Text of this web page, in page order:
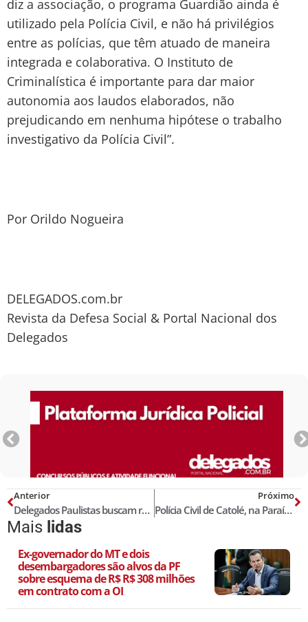
diz a associação, o programa Guardião ainda é
utilizado pela Polícia Civil, e não há privilégios
entre as polícias, que têm atuado de maneira
integrada e colaborativa. O Instituto de
Criminalística é importante para dar maior
autonomia aos laudos elaborados, não
prejudicando em nenhuma hipótese o trabalho
investigativo da Polícia Civil”.
Por Orildo Nogueira
DELEGADOS.com.br
Revista da Defesa Social & Portal Nacional dos
Delegados
Anterior
Delegados Paulistas buscam reconhecimento em outros estados
Próximo
Polícia Civil de Catolé, na Paraíba, apreende 7 armas e 7 pessoas
Mais lidas
Ex-governador do MT e dois
desembargadores são alvos da PF
sobre esquema de R$ R$ 308 milhões
em contrato com a OI